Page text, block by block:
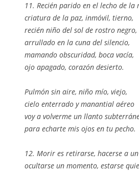
11. Recién parido en el lecho de la
criatura de la paz, inmóvil, tierno,
recién niño del sol de rostro negro,
arrullado en la cuna del silencio,
mamando obscuridad, boca vacía,
ojo apagado, corazón desierto.
Pulmón sin aire, niño mío, viejo,
cielo enterrado y manantial aéreo
voy a volverme un llanto
para echarte mis ojos en tu pecho.
12. Morir es retirarse, hacerse a
ocultarse un momento, estarse